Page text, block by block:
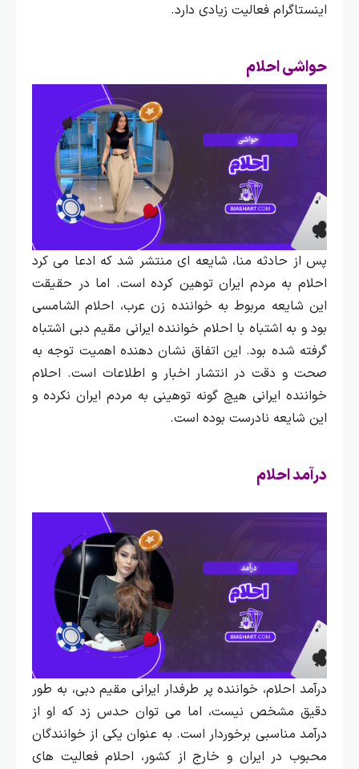
اینستاگرام فعالیت زیادی دارد.
حواشی احلام
پس از حادثه منا، شایعه‌ ای منتشر شد که ادعا می‌ کرد
احلام به مردم ایران توهین کرده است. اما در حقیقت
این شایعه مربوط به خواننده زن عرب، احلام الشامسی
بود و به اشتباه با احلام خواننده ایرانی مقیم دبی اشتباه
گرفته شده بود. این اتفاق نشان‌ دهنده اهمیت توجه به
صحت و دقت در انتشار اخبار و اطلاعات است. احلام
خواننده ایرانی هیچ گونه توهینی به مردم ایران نکرده و
این شایعه نادرست بوده است.
درآمد احلام
درآمد احلام، خواننده پر طرفدار ایرانی مقیم دبی، به طور
دقیق مشخص نیست، اما می‌ توان حدس زد که او از
درآمد مناسبی برخوردار است. به عنوان یکی از خوانندگان
محبوب در ایران و خارج از کشور، احلام فعالیت‌ های